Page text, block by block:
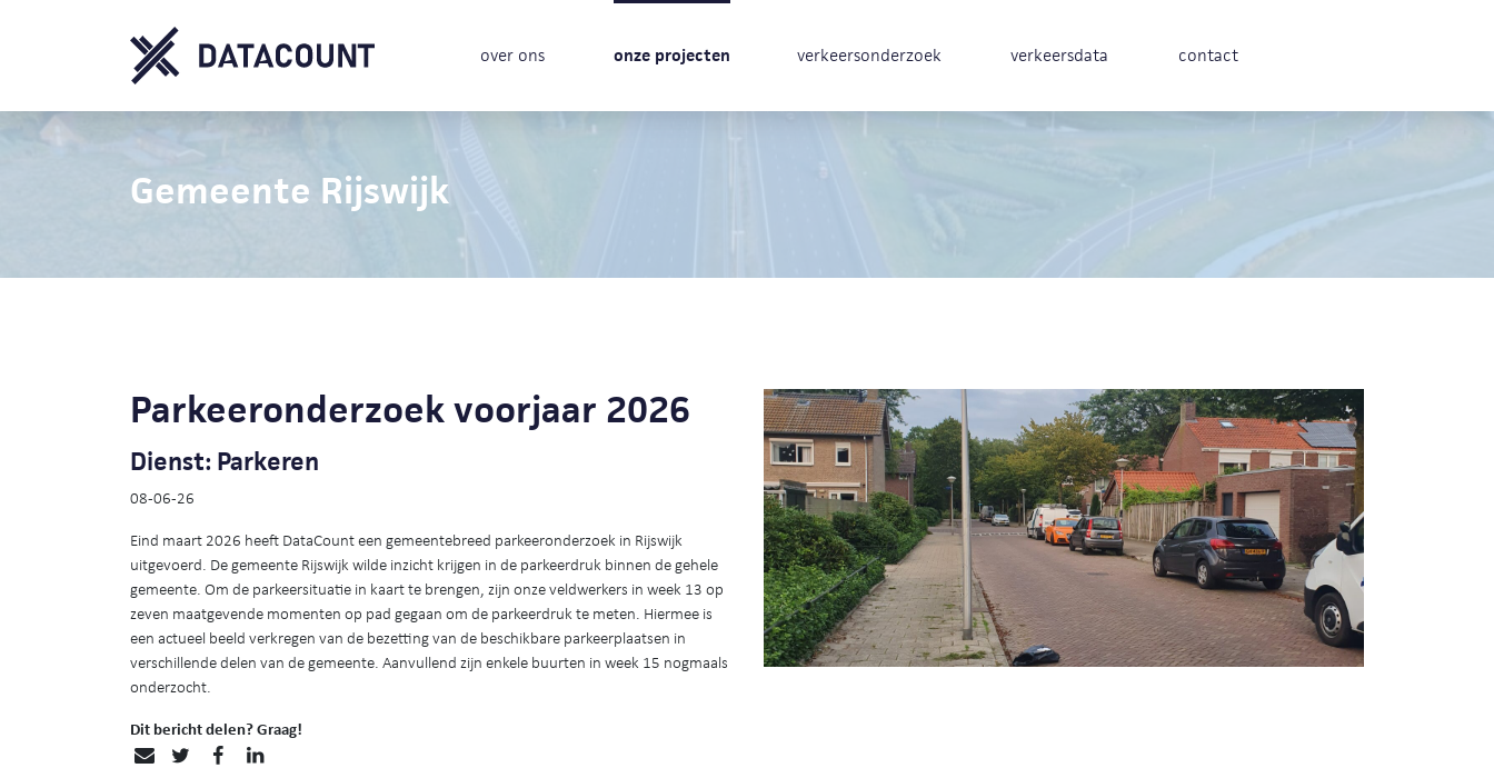
over ons onze projecten verkeersonderzoek verkeersdata contact
Gemeente Rijswijk
Parkeeronderzoek voorjaar 2026
Dienst: Parkeren
08-06-26
Eind maart 2026 heeft DataCount een gemeentebreed parkeeronderzoek in Rijswijk
uitgevoerd. De gemeente Rijswijk wilde inzicht krijgen in de parkeerdruk binnen de gehele
gemeente. Om de parkeersituatie in kaart te brengen, zijn onze veldwerkers in week 13 op
zeven maatgevende momenten op pad gegaan om de parkeerdruk te meten. Hiermee is
een actueel beeld verkregen van de bezetting van de beschikbare parkeerplaatsen in
verschillende delen van de gemeente. Aanvullend zijn enkele buurten in week 15 nogmaals
onderzocht.
Dit bericht delen? Graag!